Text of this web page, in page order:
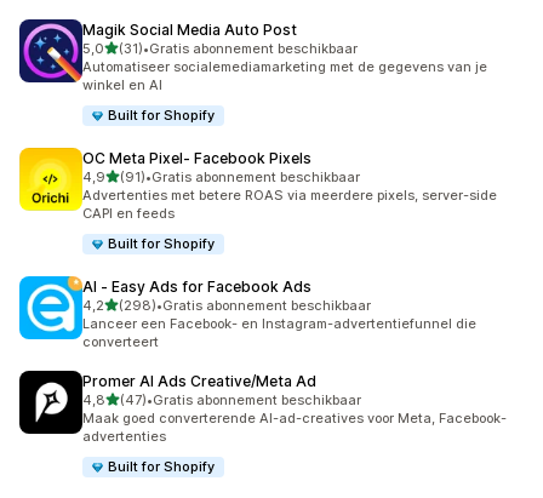
Magik Social Media Auto Post
5,0van 5 sterren
(31)
31 recensies in totaal
•Gratis abonnement beschikbaar
Automatiseer socialemediamarketing met de gegevens van je
winkel en AI
Built for Shopify
OC Meta Pixel‑ Facebook Pixels
4,9van 5 sterren
(91)
91 recensies in totaal
•Gratis abonnement beschikbaar
Advertenties met betere ROAS via meerdere pixels, server-side
CAPI en feeds
Built for Shopify
AI ‑ Easy Ads for Facebook Ads
4,2van 5 sterren
(298)
298 recensies in totaal
•Gratis abonnement beschikbaar
Lanceer een Facebook- en Instagram-advertentiefunnel die
converteert
Promer AI Ads Creative/Meta Ad
4,8van 5 sterren
(47)
47 recensies in totaal
•Gratis abonnement beschikbaar
Maak goed converterende AI-ad-creatives voor Meta, Facebook-
advertenties
Built for Shopify